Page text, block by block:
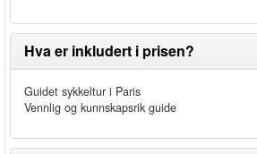
Hva er inkludert i prisen?
Guidet sykkeltur i Paris
Vennlig og kunnskapsrik guide